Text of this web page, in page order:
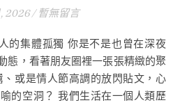
2026 / 暫無留言
態，看著朋友圈裡一張張精緻的聚
或是情人節高調的放閃貼文，心
的空洞？ 我們生活在一個人類歷